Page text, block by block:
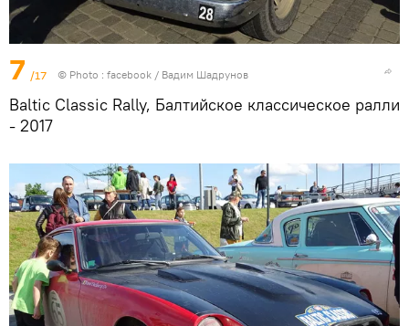
7 /17 © Photo : facebook / Вадим Шадрунов
Baltic Classic Rally, Балтийское классическое ралли
- 2017